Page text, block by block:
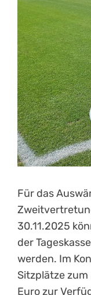
Für das
30.11.2025
der
werden. Im
Sitzplätze
Euro zur